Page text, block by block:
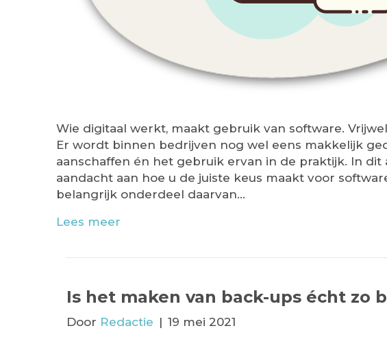
Wie digitaal werkt, maakt gebruik van software.
Er wordt binnen bedrijven nog wel eens makkelijk
aanschaffen én het gebruik ervan in de praktijk. In
aandacht aan hoe u de juiste keus maakt voor
belangrijk onderdeel daarvan…
Lees meer
Is het maken van back-ups écht zo
Door Redactie | 19 mei 2021